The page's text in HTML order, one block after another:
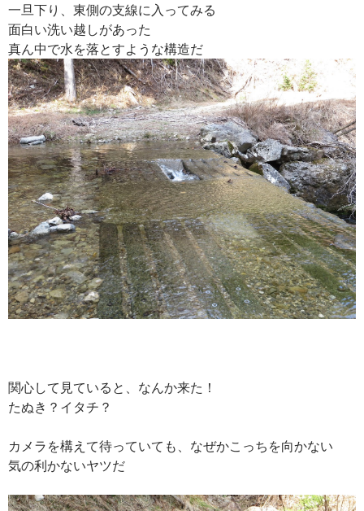
一旦下り、東側の支線に入ってみる
面白い洗い越しがあった
真ん中で水を落とすような構造だ
関心して見ていると、なんか来た！
たぬき？イタチ？
カメラを構えて待っていても、なぜかこっちを向かない
気の利かないヤツだ